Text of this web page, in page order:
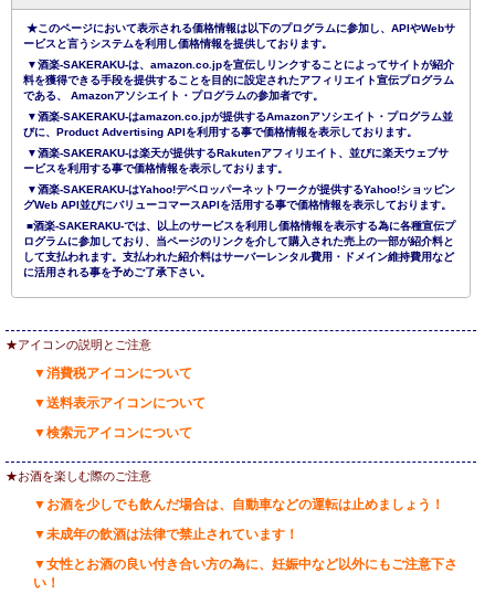
★このページにおいて表示される価格情報は以下のプログラムに参加し、APIやWebサ
ービスと言うシステムを利用し価格情報を提供しております。
▼酒楽-SAKERAKU-は、amazon.co.jpを宣伝しリンクすることによってサイトが紹介
料を獲得できる手段を提供することを目的に設定されたアフィリエイト宣伝プログラム
である、 Amazonアソシエイト・プログラムの参加者です。
▼酒楽-SAKERAKU-はamazon.co.jpが提供するAmazonアソシエイト・プログラム並
びに、Product Advertising APIを利用する事で価格情報を表示しております。
▼酒楽-SAKERAKU-は楽天が提供するRakutenアフィリエイト、並びに楽天ウェブサ
ービスを利用する事で価格情報を表示しております。
▼酒楽-SAKERAKU-はYahoo!デベロッパーネットワークが提供するYahoo!ショッピン
グWeb API並びにバリューコマースAPIを活用する事で価格情報を表示しております。
■酒楽-SAKERAKU-では、以上のサービスを利用し価格情報を表示する為に各種宣伝プ
ログラムに参加しており、当ページのリンクを介して購入された売上の一部が紹介料と
して支払われます。支払われた紹介料はサーバーレンタル費用・ドメイン維持費用など
に活用される事を予めご了承下さい。
★アイコンの説明とご注意
▼消費税アイコンについて
▼送料表示アイコンについて
▼検索元アイコンについて
★お酒を楽しむ際のご注意
▼お酒を少しでも飲んだ場合は、自動車などの運転は止めましょう！
▼未成年の飲酒は法律で禁止されています！
▼女性とお酒の良い付き合い方の為に、妊娠中など以外にもご注意下さ
い！